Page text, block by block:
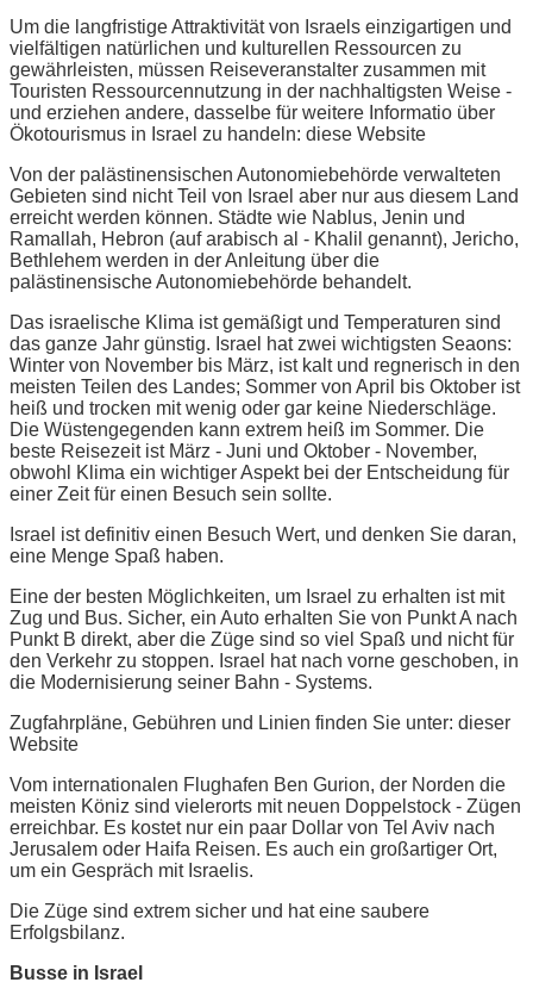
Um die langfristige Attraktivität von Israels einzigartigen und
vielfältigen natürlichen und kulturellen Ressourcen zu
gewährleisten, müssen Reiseveranstalter zusammen mit
Touristen Ressourcennutzung in der nachhaltigsten Weise -
und erziehen andere, dasselbe für weitere Informatio über
Ökotourismus in Israel zu handeln: diese Website
Von der palästinensischen Autonomiebehörde verwalteten
Gebieten sind nicht Teil von Israel aber nur aus diesem Land
erreicht werden können. Städte wie Nablus, Jenin und
Ramallah, Hebron (auf arabisch al - Khalil genannt), Jericho,
Bethlehem werden in der Anleitung über die
palästinensische Autonomiebehörde behandelt.
Das israelische Klima ist gemäßigt und Temperaturen sind
das ganze Jahr günstig. Israel hat zwei wichtigsten Seaons:
Winter von November bis März, ist kalt und regnerisch in den
meisten Teilen des Landes; Sommer von April bis Oktober ist
heiß und trocken mit wenig oder gar keine Niederschläge.
Die Wüstengegenden kann extrem heiß im Sommer. Die
beste Reisezeit ist März - Juni und Oktober - November,
obwohl Klima ein wichtiger Aspekt bei der Entscheidung für
einer Zeit für einen Besuch sein sollte.
Israel ist definitiv einen Besuch Wert, und denken Sie daran,
eine Menge Spaß haben.
Eine der besten Möglichkeiten, um Israel zu erhalten ist mit
Zug und Bus. Sicher, ein Auto erhalten Sie von Punkt A nach
Punkt B direkt, aber die Züge sind so viel Spaß und nicht für
den Verkehr zu stoppen. Israel hat nach vorne geschoben, in
die Modernisierung seiner Bahn - Systems.
Zugfahrpläne, Gebühren und Linien finden Sie unter: dieser
Website
Vom internationalen Flughafen Ben Gurion, der Norden die
meisten Köniz sind vielerorts mit neuen Doppelstock - Zügen
erreichbar. Es kostet nur ein paar Dollar von Tel Aviv nach
Jerusalem oder Haifa Reisen. Es auch ein großartiger Ort,
um ein Gespräch mit Israelis.
Die Züge sind extrem sicher und hat eine saubere
Erfolgsbilanz.
Busse in Israel